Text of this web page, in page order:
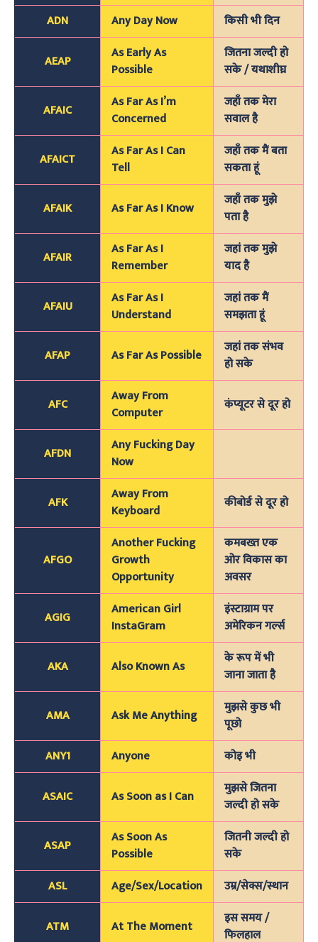
ADN
Any Day Now किसी भी दिन
AEAP
As Early As
Possible
जितना जल्दी हो
सके / यथाशीघ्र
AFAIC
As Far As I’m
Concerned
जहाँ तक मेरा
सवाल है
AFAICT
As Far As I Can
Tell
जहाँ तक मैं बता
सकता हूं
AFAIK As Far As I Know
जहाँ तक मुझे
पता है
AFAIR
As Far As I
Remember
जहां तक मुझे
याद है
AFAIU
As Far As I
Understand
जहां तक मैं
समझता हूं
AFAP As Far As Possible
जहां तक संभव
हो सके
AFC
Away From
Computer
कंप्यूटर से दूर हो
AFDN
Any Fucking Day
Now
AFK
Away From
Keyboard
कीबोर्ड से दूर हो
AFGO
Another Fucking
Growth
Opportunity
कमबख्त एक
ओर विकास का
अवसर
AGIG
American Girl
InstaGram
इंस्टाग्राम पर
अमेरिकन गर्ल्स
AKA Also Known As
के रूप में भी
जाना जाता है
AMA Ask Me Anything
मुझसे कुछ भी
पूछो
ANY1
Anyone कोइ भी
ASAIC As Soon as I Can
मुझसे जितना
जल्दी हो सके
ASAP
As Soon As
Possible
जितनी जल्दी हो
सके
ASL
Age/Sex/Location उम्र/सेक्स/स्थान
ATM At The Moment
इस समय /
फिलहाल